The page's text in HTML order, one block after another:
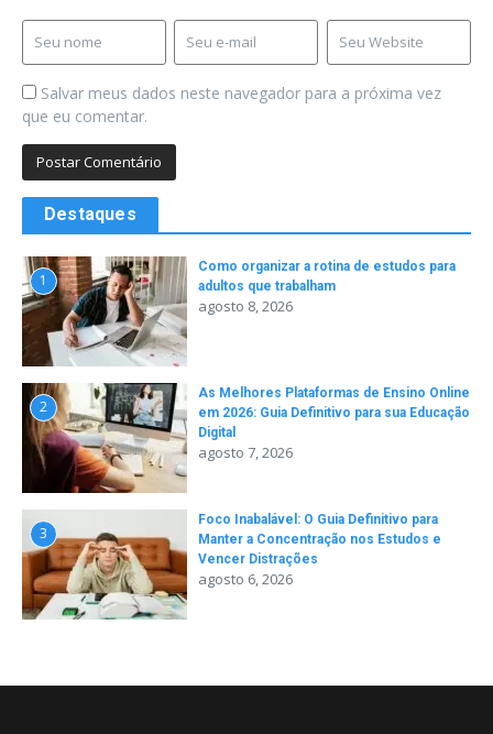
Salvar meus dados neste navegador para a próxima vez
que eu comentar.
Destaques
1
Como organizar a rotina de estudos para
adultos que trabalham
agosto 8, 2026
2
As Melhores Plataformas de Ensino Online
em 2026: Guia Definitivo para sua Educação
Digital
agosto 7, 2026
3
Foco Inabalável: O Guia Definitivo para
Manter a Concentração nos Estudos e
Vencer Distrações
agosto 6, 2026